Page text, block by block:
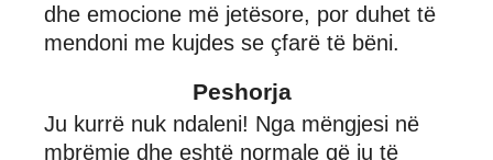
dhe emocione më jetësore, por duhet të
mendoni me kujdes se çfarë të bëni.
Peshorja
Ju kurrë nuk ndaleni! Nga mëngjesi në
mbrëmje dhe eshtë normale që ju të